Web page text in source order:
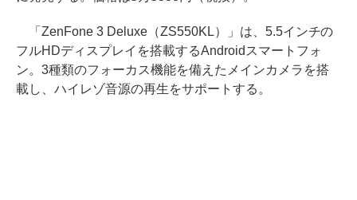
「ZenFone 3 Deluxe（ZS550KL）」は、5.5インチの
フルHDディスプレイを搭載するAndroidスマートフォ
ン。3種類のフォーカス機能を備えたメインカメラを搭
載し、ハイレゾ音源の再生をサポートする。